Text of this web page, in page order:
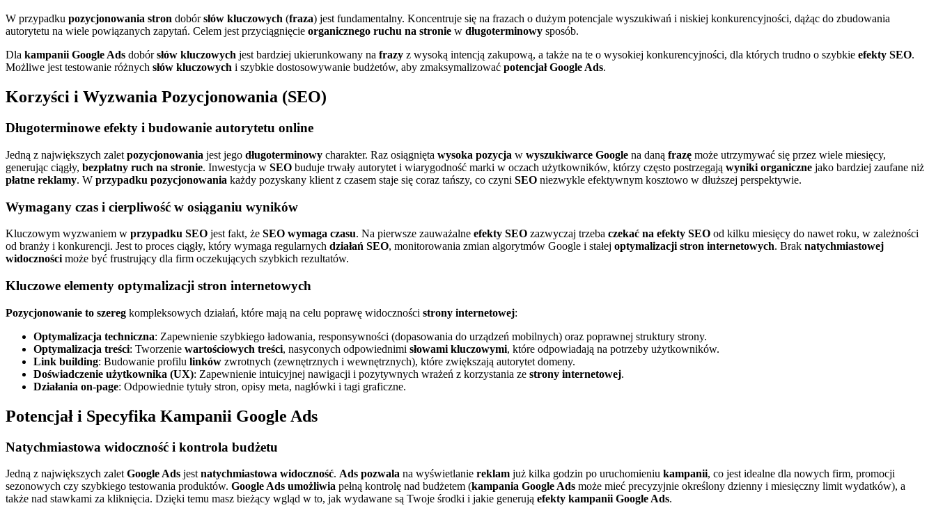
W przypadku pozycjonowania stron dobórsłów kluczowych (fraza) jest fundamentalny. Koncentruje się na frazach o dużym potencjale wyszukiwań i niskiej konkurencyjności, dążąc do zbudowania
autorytetu na wiele powiązanych zapytań. Celem jest przyciągnięcie organicznego ruchu na stronie w długoterminowy sposób.
Dla kampanii Google Ads dobórsłów kluczowych jest bardziej ukierunkowany na frazy z wysoką intencją zakupową, a także na te o wysokiej konkurencyjności, dla których trudno o szybkie efekty SEO.
Możliwe jest testowanie różnych słów kluczowych i szybkie dostosowywanie budżetów, aby zmaksymalizować potencjał Google Ads.
Korzyści i Wyzwania Pozycjonowania (SEO)
Długoterminowe efekty i budowanie autorytetu online
Jedną z największych zalet pozycjonowania jest jego długoterminowy charakter. Raz osiągnięta wysoka pozycja w wyszukiwarce Google na daną frazę może utrzymywać się przez wiele miesięcy,
generując ciągły, bezpłatny ruch na stronie. Inwestycja w SEO buduje trwały autorytet i wiarygodność marki w oczach użytkowników, którzy często postrzegają wyniki organiczne jako bardziej zaufane niż
płatne reklamy. W przypadku pozycjonowania każdy pozyskany klient z czasem staje się coraz tańszy, co czyni SEO niezwykle efektywnym kosztowo w dłuższej perspektywie.
Wymagany czas i cierpliwość w osiąganiu wyników
Kluczowym wyzwaniem w przypadku SEO jest fakt, że SEO wymaga czasu. Na pierwsze zauważalne efekty SEO zazwyczaj trzeba czekać na efekty SEO od kilku miesięcy do nawet roku, w zależności
od branży i konkurencji. Jest to proces ciągły, który wymaga regularnych działań SEO, monitorowania zmian algorytmów Google i stałej optymalizacji stron internetowych. Brak natychmiastowej
widoczności może być frustrujący dla firm oczekujących szybkich rezultatów.
Kluczowe elementy optymalizacji stron internetowych
Pozycjonowanie to szereg kompleksowych działań, które mają na celu poprawę widoczności strony internetowej:
Optymalizacja techniczna: Zapewnienie szybkiego ładowania, responsywności (dopasowania do urządzeń mobilnych) oraz poprawnej struktury strony.
Optymalizacja treści: Tworzenie wartościowych treści, nasyconych odpowiednimi słowami kluczowymi, które odpowiadają na potrzeby użytkowników.
Link building: Budowanie profilu linków zwrotnych (zewnętrznych i wewnętrznych), które zwiększają autorytet domeny.
Doświadczenie użytkownika (UX): Zapewnienie intuicyjnej nawigacji i pozytywnych wrażeń z korzystania ze strony internetowej.
Działania on-page: Odpowiednie tytuły stron, opisy meta, nagłówki i tagi graficzne.
Potencjał i Specyfika Kampanii Google Ads
Natychmiastowa widoczność i kontrola budżetu
Jedną z największych zalet Google Ads jest natychmiastowa widoczność. Ads pozwala na wyświetlanie reklam już kilka godzin po uruchomieniu kampanii, co jest idealne dla nowych firm, promocji
sezonowych czy szybkiego testowania produktów. Google Ads umożliwia pełną kontrolę nad budżetem (kampania Google Ads może mieć precyzyjnie określony dzienny i miesięczny limit wydatków), a
także nad stawkami za kliknięcia. Dzięki temu masz bieżący wgląd w to, jak wydawane są Twoje środki i jakie generują efekty kampanii Google Ads.